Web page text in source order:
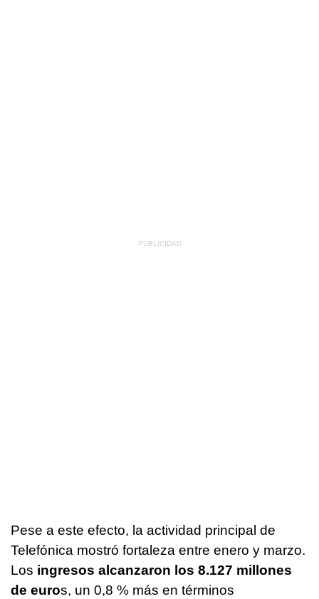
Pese a este efecto, la actividad principal de
Telefónica mostró fortaleza entre enero y marzo.
Los ingresos alcanzaron los 8.127 millones
de euros, un 0,8 % más en términos